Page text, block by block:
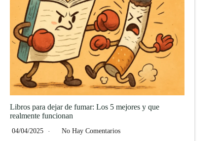
Libros para dejar de fumar: Los 5 mejores y que
realmente funcionan
04/04/2025 No Hay Comentarios